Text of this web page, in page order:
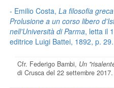
- Emilio Costa, La filosofia
Prolusione a un corso libero
nell'Università di Parma, letta il
editrice Luigi Battei, 1892, p. 29.
Cfr. Federigo Bambi, Un
di Crusca del 22 settembre 2017.